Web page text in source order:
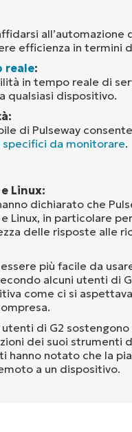
efficienza in termini
reale:
in tempo reale di
qualsiasi dispositivo.
di Pulseway
da monitorare.
Linux:
dichiarato che
Linux, in particolare
delle risposte alle
più facile da
alcuni utenti di
come ci si
utenti di G2
dei suoi strumenti
hanno notato che la
a un dispositivo.